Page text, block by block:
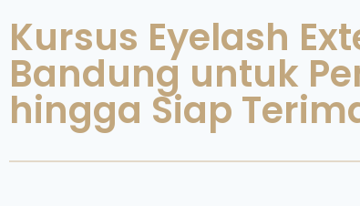
Kursus Eyelash
Bandung untuk
hingga Siap